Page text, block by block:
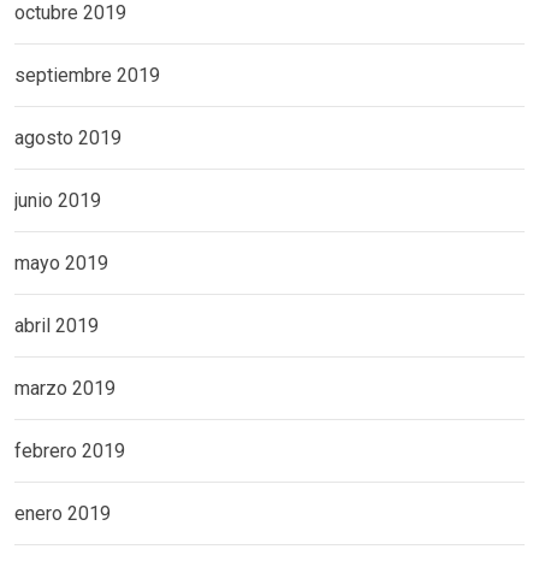
octubre 2019
septiembre 2019
agosto 2019
junio 2019
mayo 2019
abril 2019
marzo 2019
febrero 2019
enero 2019